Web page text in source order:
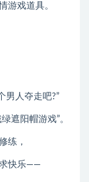
游戏道具。
男人夺走吧?”
遮阳帽游戏”。
练，
快乐——